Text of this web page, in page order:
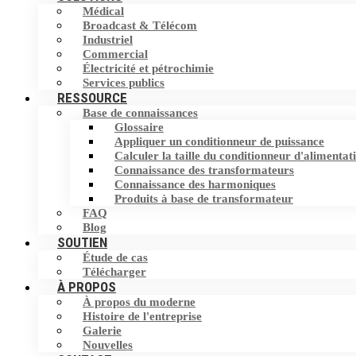
Commutateur de transfert statique (STS)
Stockage d'Energie
Filtre harmonique
Dispositif de correction du facteur de
puissance (PFC)
Éliminateur de courant neutre (NCE)
Dispositif de protection contre les
surtensions (SPD)
Médical
Broadcast & Télécom
Industriel
Commercial
Électricité et pétrochimie
Services publics
RESSOURCE
Base de connaissances
Glossaire
Appliquer un conditionneur de puissance
Calculer la taille du conditionneur
Connaissance des transformateurs
Connaissance des harmoniques
Produits à base de transformateur
FAQ
Blog
SOUTIEN
Étude de cas
Télécharger
À PROPOS
À propos du moderne
Histoire de l'entreprise
Galerie
Nouvelles